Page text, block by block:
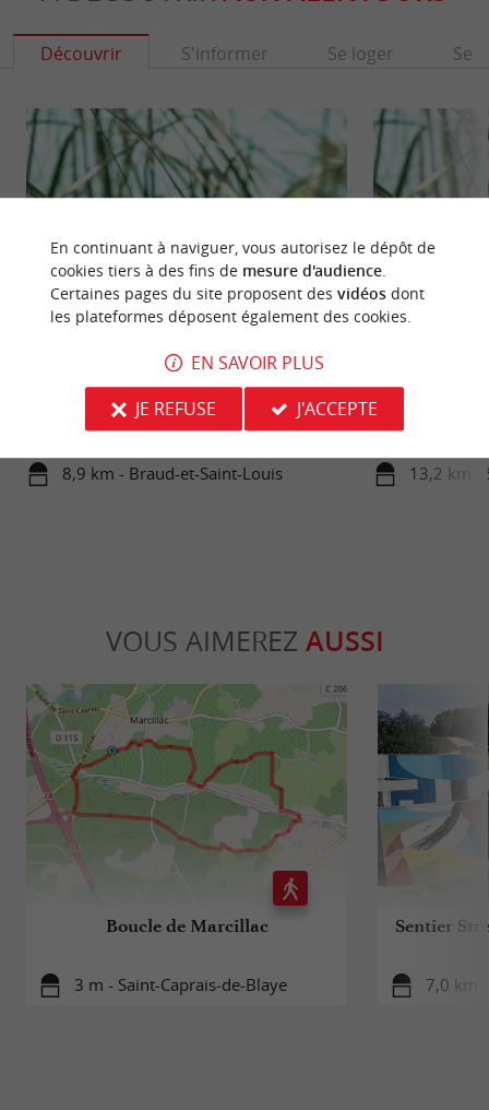
Découvrir S'informer Se loger Se
Marais de Braud-et-Saint-Louis
Sur les berges de l’Estuaire de la Gironde, au nord
de la Citadelle de Blaye, le Marais de Braud-et-
Saint-Louis ...
8,9 km - Braud-et-Saint-Louis
Dans le Blayais,
Lacs du Moulin
très agréable
13,2 km -
VOUS AIMEREZ AUSSI
Boucle de Marcillac
3 m - Saint-Caprais-de-Blaye
Sentier
7,0 km
En continuant à naviguer, vous autorisez le dépôt de
cookies tiers à des fins de mesure d'audience.
Certaines pages du site proposent des vidéosdont
les plateformes déposent également des cookies.
EN SAVOIR PLUS
JE REFUSE
J'ACCEPTE